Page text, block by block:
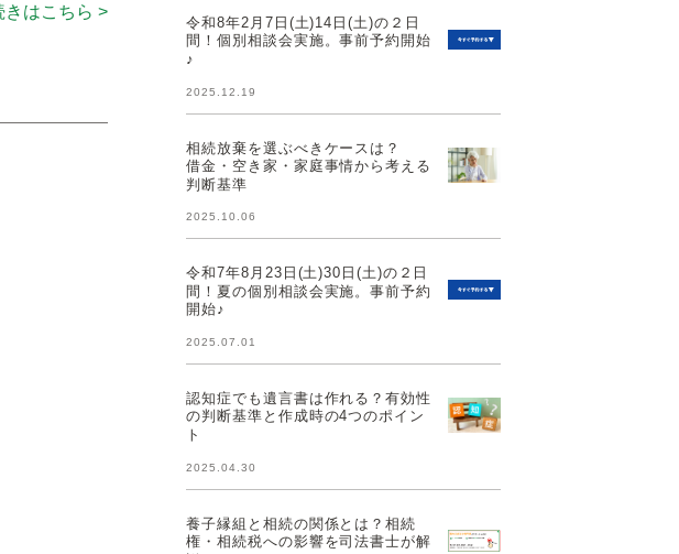
きはこちら >
令和8年2月7日(土)14日(土)の２日
間！個別相談会実施。事前予約開始
♪
2025.12.19
相続放棄を選ぶべきケースは？
借金・空き家・家庭事情から考える
判断基準
2025.10.06
令和7年8月23日(土)30日(土)の２日
間！夏の個別相談会実施。事前予約
開始♪
2025.07.01
認知症でも遺言書は作れる？有効性
の判断基準と作成時の4つのポイン
ト
2025.04.30
養子縁組と相続の関係とは？相続
権・相続税への影響を司法書士が解